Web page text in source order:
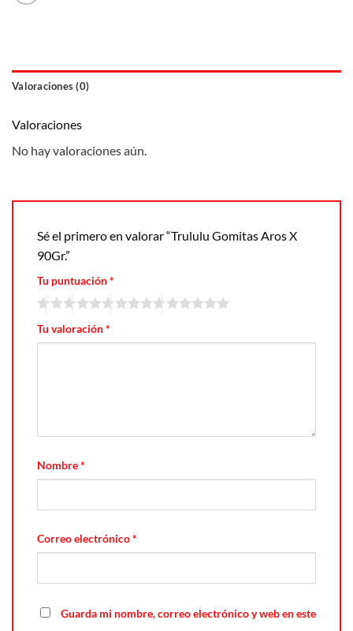
Valoraciones (0)
Valoraciones
No hay valoraciones aún.
Sé el primero en valorar “Trululu Gomitas Aros X
90Gr.”
Tu puntuación*
Tu valoración*
Nombre*
Correo electrónico*
Guarda mi nombre, correo electrónico y web en este